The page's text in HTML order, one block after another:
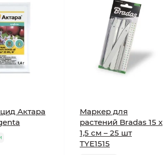
Актара
Маркер для
растений Bradas 15 x
1,5 см – 25 шт
TYE1515